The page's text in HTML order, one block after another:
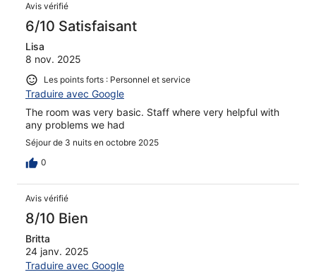
Avis vérifié
6/10 Satisfaisant
Lisa
8 nov. 2025
Les points forts : Personnel et service
Traduire avec Google
The room was very basic. Staff where very helpful with
any problems we had
Séjour de 3 nuits en octobre 2025
0
Avis vérifié
8/10 Bien
Britta
24 janv. 2025
Traduire avec Google